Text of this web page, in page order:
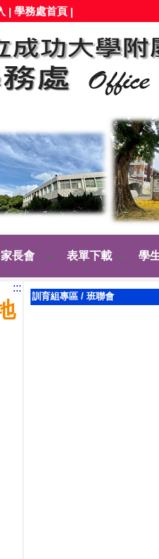
| 學務處首頁 |
家長會 表單下載 學
:::
訓育組專區 / 班聯會